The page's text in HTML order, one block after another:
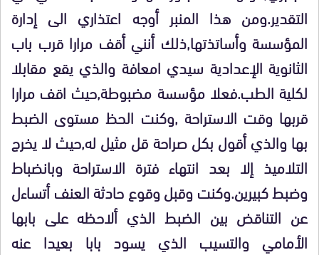
التقدير.ومن هذا المنبر أوجه اعتذاري الى إدارة
المؤسسة وأساتذتها,ذلك أنني أقف مرارا قرب باب
الثانوية الإعدادية سيدي امعافة والذي يقع مقابلا
لكلية الطب.فعلا مؤسسة مضبوطة,حيث اقف مرارا
قربها وقت الاستراحة ,وكنت الحظ مستوى الضبط
بها والذي أقول بكل صراحة قل مثيل له,حيث لا يخرج
التلاميذ إلا بعد انتهاء فترة الاستراحة وبانضباط
وضبط كبيرين.وكنت وقبل وقوع حادثة العنف أتساءل
عن التناقض بين الضبط الذي ألاحظه على بابها
الأمامي والتسيب الذي يسود بابا بعيدا عنه